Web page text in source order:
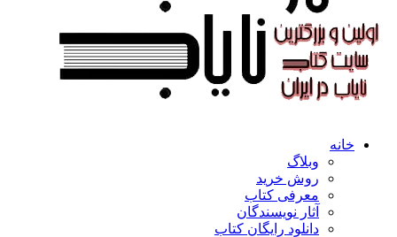
خانه
وبلاگ
روش خرید
معرفی کتاب
آثار نویسندگان
دانلود رایگان کتاب